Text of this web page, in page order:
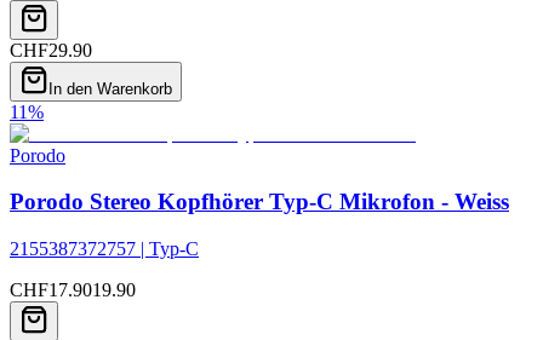
CHF29.90
In den Warenkorb
11%
Porodo
Porodo Stereo Kopfhörer Typ-C Mikrofon - Weiss
2155387372757 | Typ-C
CHF17.9019.90